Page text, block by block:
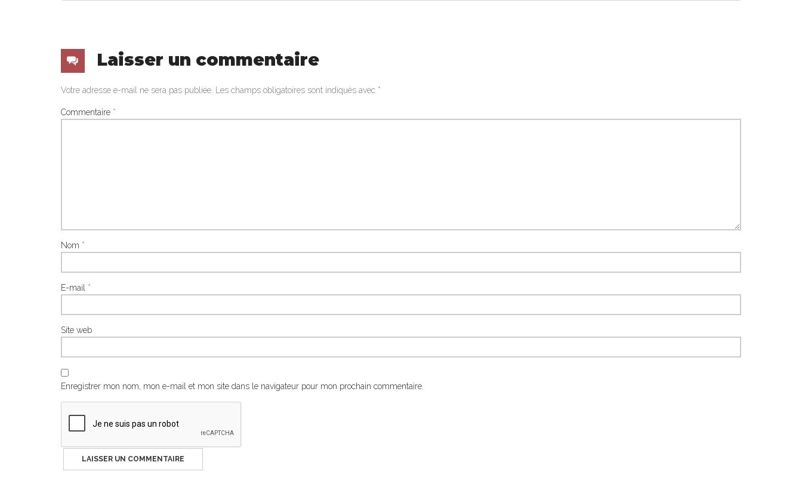
Laisser un commentaire
Votre adresse e-mail ne sera pas publiée. Les champs obligatoires sont indiqués avec *
Commentaire *
Nom *
E-mail *
Site web
Enregistrer mon nom, mon e-mail et mon site dans le navigateur pour mon prochain commentaire.